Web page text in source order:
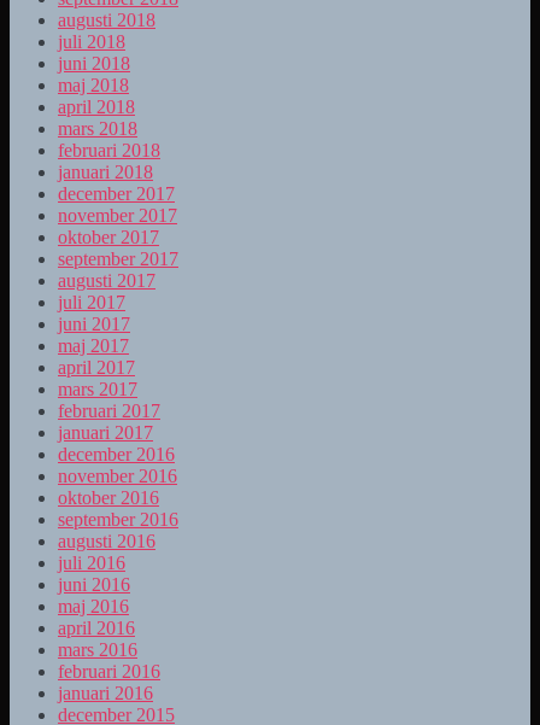
augusti 2018
juli 2018
juni 2018
maj 2018
april 2018
mars 2018
februari 2018
januari 2018
december 2017
november 2017
oktober 2017
september 2017
augusti 2017
juli 2017
juni 2017
maj 2017
april 2017
mars 2017
februari 2017
januari 2017
december 2016
november 2016
oktober 2016
september 2016
augusti 2016
juli 2016
juni 2016
maj 2016
april 2016
mars 2016
februari 2016
januari 2016
december 2015